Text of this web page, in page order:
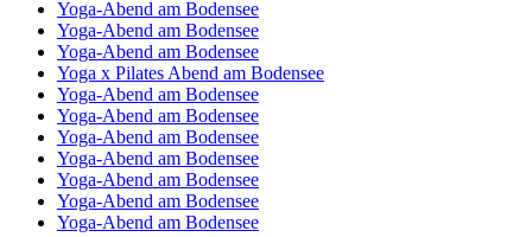
Yoga-Abend am Bodensee
Yoga-Abend am Bodensee
Yoga-Abend am Bodensee
Yoga x Pilates Abend am Bodensee
Yoga-Abend am Bodensee
Yoga-Abend am Bodensee
Yoga-Abend am Bodensee
Yoga-Abend am Bodensee
Yoga-Abend am Bodensee
Yoga-Abend am Bodensee
Yoga-Abend am Bodensee